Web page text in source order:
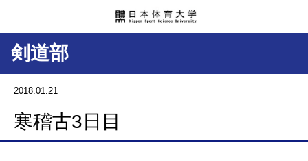
剣道部
2018.01.21
寒稽古3日目